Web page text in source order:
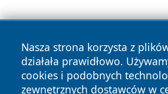
Nasza strona korzysta z
działała prawidłowo.
cookies i podobnych
zewnętrznych dostawców w